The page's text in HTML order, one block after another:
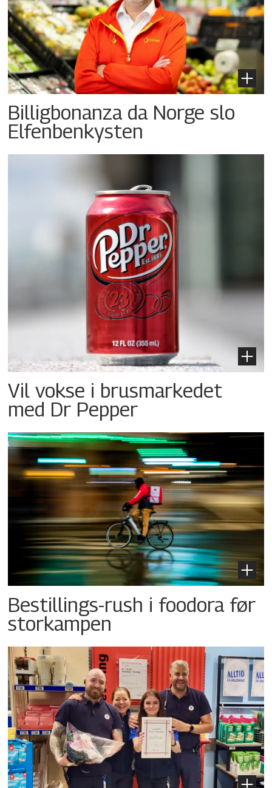
Billigbonanza da Norge slo
Elfenbenkysten
Vil vokse i brusmarkedet
med Dr Pepper
Bestillings-rush i foodora før
storkampen